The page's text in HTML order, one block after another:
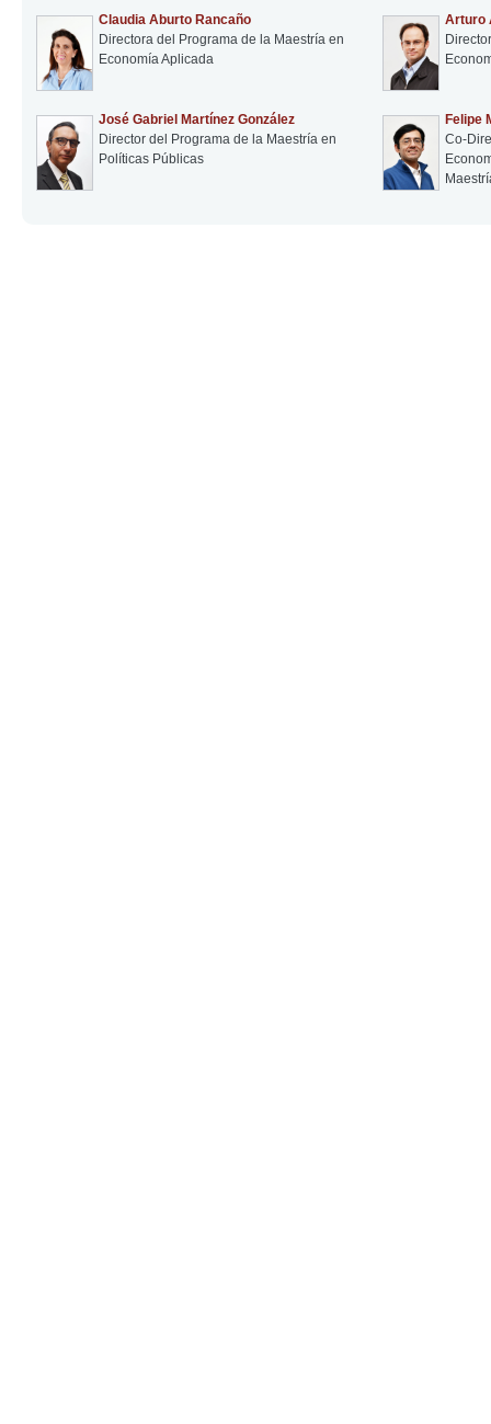
Claudia Aburto Rancaño
Directora del Programa de la Maestría en
Economía Aplicada
Arturo
José Gabriel Martínez González
Director del Programa de la Maestría en
Políticas Públicas
Felipe
Co-